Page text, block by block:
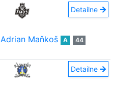
Detailne
Adrian Maňkoš A
44
Detailne